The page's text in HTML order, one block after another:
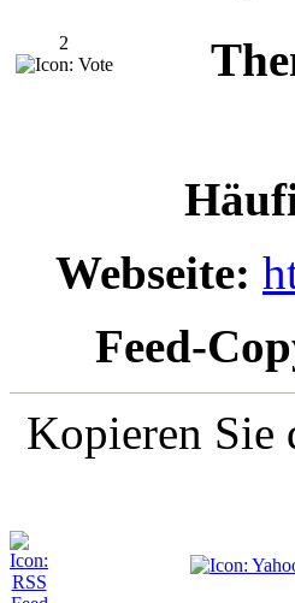
2
Webseite:
Feed-
Kopieren Sie